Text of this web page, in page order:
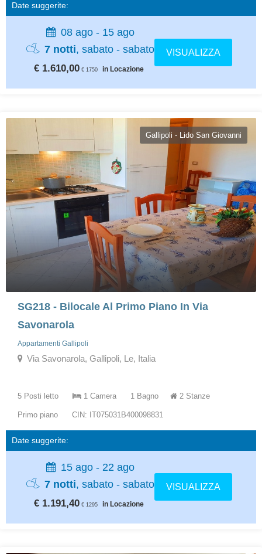
Date suggerite:
08 ago - 15 ago
7 notti, sabato - sabato
€ 1.610,00 € 1750 in Locazione
VISUALIZZA
Gallipoli - Lido San Giovanni
SG218 - Bilocale Al Primo Piano In Via
Savonarola
Appartamenti Gallipoli
Via Savonarola, Gallipoli, Le, Italia
5 Posti letto 1 Camera 1 Bagno 2 Stanze
Primo piano CIN: IT075031B400098831
Date suggerite:
15 ago - 22 ago
7 notti, sabato - sabato
€ 1.191,40 € 1295 in Locazione
VISUALIZZA